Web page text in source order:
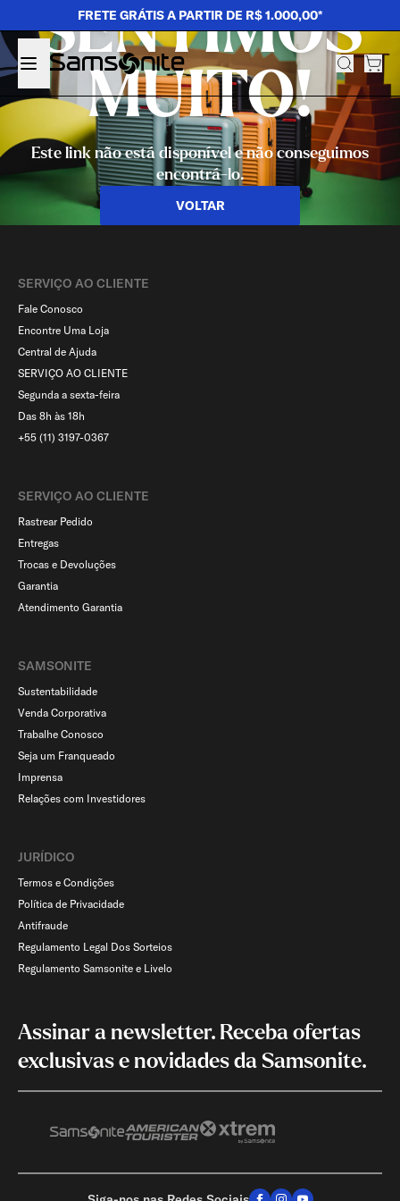
FRETE GRÁTIS A PARTIR DE R$ 1.000,00*
SENTIMOS
MUITO!
Este link não está disponível e não conseguimos
encontrá-lo.
VOLTAR
SERVIÇO AO CLIENTE​
Fale Conosco
Encontre Uma Loja
Central de Ajuda
SERVIÇO AO CLIENTE
Segunda a sexta-feira
Das 8h às 18h
+55 (11) 3197-0367
SERVIÇO AO CLIENTE​
Rastrear Pedido
Entregas
Trocas e Devoluções
Garantia
Atendimento Garantia
SAMSONITE
Sustentabilidade
Venda Corporativa
Trabalhe Conosco
Seja um Franqueado
Imprensa
Relações com Investidores
JURÍDICO
Termos e Condições
Política de Privacidade
Antifraude
Regulamento Legal Dos Sorteios
Regulamento Samsonite e Livelo
Assinar a newsletter. Receba ofertas
exclusivas e novidades da Samsonite.